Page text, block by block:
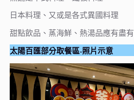
日本料理、又或是各式異國料理
甜點飲品、蒸海鮮、熱湯品應有盡有
太陽百匯部分取餐區-照片示意